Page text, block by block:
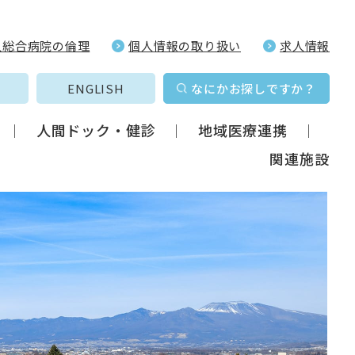
合病院の倫理 個人情報の取り扱い 求人情報
ENGLISH なにかお探しですか？
人間ドック・健診
地域医療連携
関連施設